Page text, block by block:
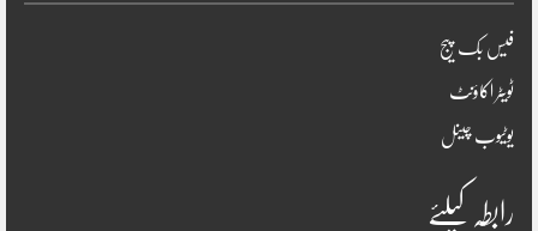
فیس بک پیج
ٹویٹر اکاؤنٹ
یوٹیوب چینل
رابطہ کیلئے